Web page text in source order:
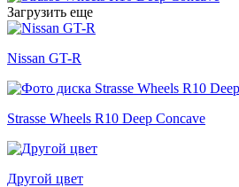
Загрузить еще
Nissan GT-R
Strasse Wheels R10 Deep Concave
Другой цвет